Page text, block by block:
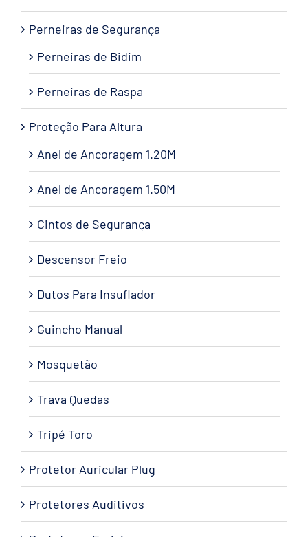
Perneiras de Segurança
Perneiras de Bidim
Perneiras de Raspa
Proteção Para Altura
Anel de Ancoragem 1.20M
Anel de Ancoragem 1.50M
Cintos de Segurança
Descensor Freio
Dutos Para Insuflador
Guincho Manual
Mosquetão
Trava Quedas
Tripé Toro
Protetor Auricular Plug
Protetores Auditivos